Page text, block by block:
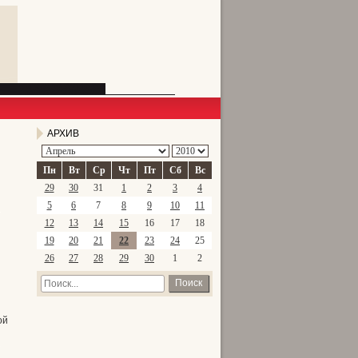
АРХИВ
Пн Вт Ср Чт Пт Сб
Вс
29
30 31 1 2 3
4
5
6 7 8 9 10
11
12
13 14 15 16 17
18
19
20 21 22 23 24
25
26
27 28 29 30 1 2
Поиск